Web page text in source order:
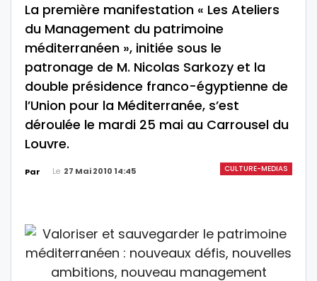
La première manifestation « Les Ateliers
du Management du patrimoine
méditerranéen », initiée sous le
patronage de M. Nicolas Sarkozy et la
double présidence franco-égyptienne de
l’Union pour la Méditerranée, s’est
déroulée le mardi 25 mai au Carrousel du
Louvre.
CULTURE-MEDIAS
Par Le 27 Mai 2010 14:45